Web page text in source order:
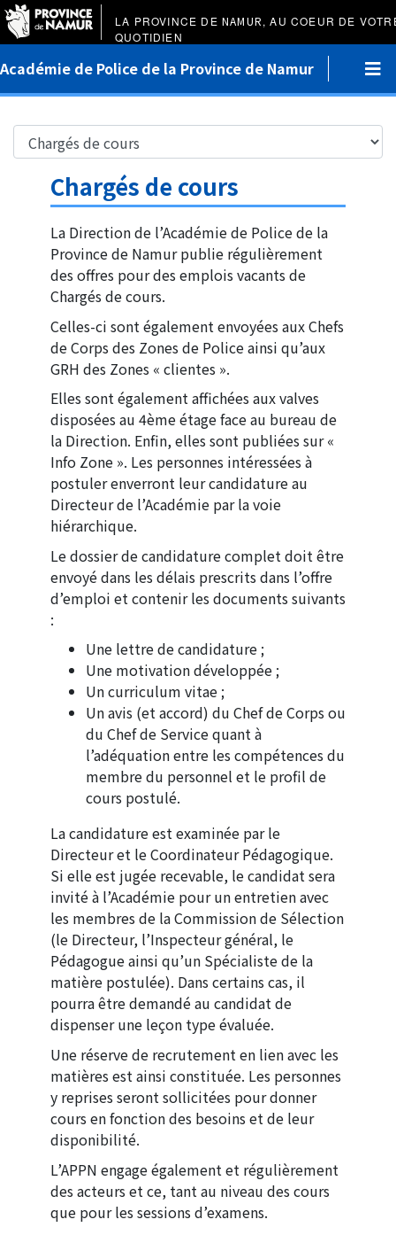
LA PROVINCE DE NAMUR, AU COEUR DE
QUOTIDIEN
Académie de Police de la Province de Namur
Chargés de cours
La Direction de l’Académie de Police de la
Province de Namur publie régulièrement
des offres pour des emplois vacants de
Chargés de cours.
Celles-ci sont également envoyées aux Chefs
de Corps des Zones de Police ainsi qu’aux
GRH des Zones « clientes ».
Elles sont également affichées aux valves
disposées au 4ème étage face au bureau de
la Direction. Enfin, elles sont publiées sur «
Info Zone ». Les personnes intéressées à
postuler enverront leur candidature au
Directeur de l’Académie par la voie
hiérarchique.
Le dossier de candidature complet doit être
envoyé dans les délais prescrits dans l’offre
d’emploi et contenir les documents suivants
:
Une lettre de candidature ;
Une motivation développée ;
Un curriculum vitae ;
Un avis (et accord) du Chef de Corps ou
du Chef de Service quant à
l’adéquation entre les compétences du
membre du personnel et le profil de
cours postulé.
La candidature est examinée par le
Directeur et le Coordinateur Pédagogique.
Si elle est jugée recevable, le candidat sera
invité à l’Académie pour un entretien avec
les membres de la Commission de Sélection
(le Directeur, l’Inspecteur général, le
Pédagogue ainsi qu’un Spécialiste de la
matière postulée). Dans certains cas, il
pourra être demandé au candidat de
dispenser une leçon type évaluée.
Une réserve de recrutement en lien avec les
matières est ainsi constituée. Les personnes
y reprises seront sollicitées pour donner
cours en fonction des besoins et de leur
disponibilité.
L’APPN engage également et régulièrement
des acteurs et ce, tant au niveau des cours
que pour les sessions d’examens.